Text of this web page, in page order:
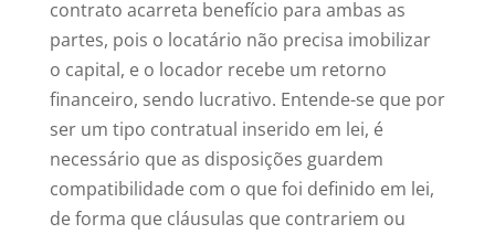
contrato acarreta benefício para ambas as
partes, pois o locatário não precisa imobilizar
o capital, e o locador recebe um retorno
financeiro, sendo lucrativo. Entende-se que por
ser um tipo contratual inserido em lei, é
necessário que as disposições guardem
compatibilidade com o que foi definido em lei,
de forma que cláusulas que contrariem ou